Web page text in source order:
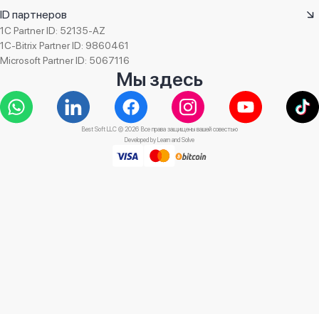
ID партнеров
1C Partner ID: 52135-AZ
1C-Bitrix Partner ID: 9860461
Microsoft Partner ID: 5067116
Мы здесь
Best Soft LLC © 2026 Все права защищены вашей совестью
Developed byLearn and Solve